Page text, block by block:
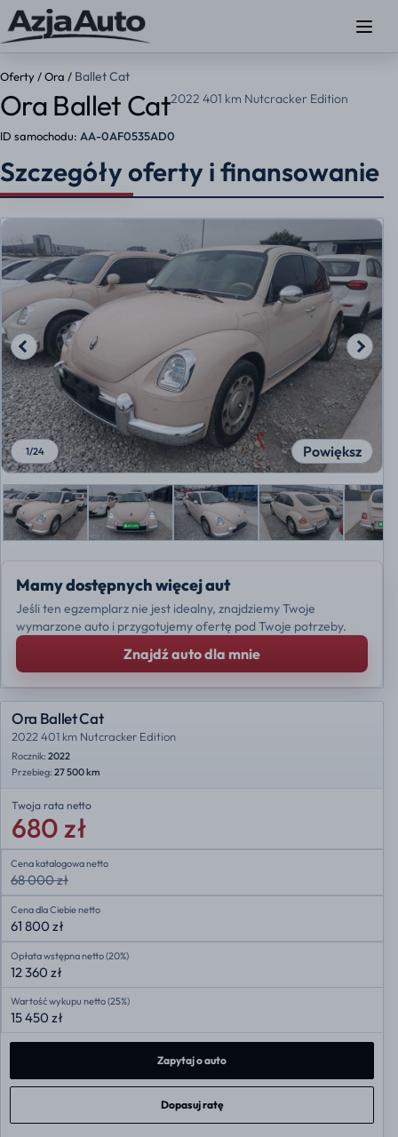
Oferty /Ora / Ballet Cat
Ora Ballet Cat2022 401 km Nutcracker Edition
ID samochodu: AA-0AF0535AD0
Szczegóły oferty i finansowanie
Powiększ
1/24
Mamy dostępnych więcej aut
Jeśli ten egzemplarz nie jest idealny, znajdziemy Twoje
wymarzone auto i przygotujemy ofertę pod Twoje potrzeby.
Znajdź auto dla mnie
Ora Ballet Cat
2022 401 km Nutcracker Edition
Rocznik: 2022
Przebieg: 27 500 km
Twoja rata netto
680 zł
Cena katalogowa netto
68 000 zł
Cena dla Ciebie netto
61 800 zł
Opłata wstępna netto (20%)
12 360 zł
Wartość wykupu netto (25%)
15 450 zł
Zapytaj o auto
Dopasuj ratę